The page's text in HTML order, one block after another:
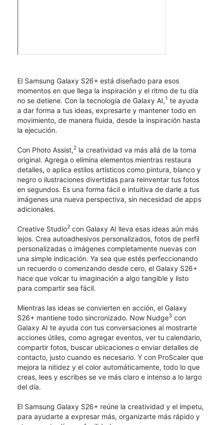
El Samsung Galaxy S26+ está diseñado para esos
momentos en que llega la inspiración y el ritmo de tu día
no se detiene. Con la tecnología de Galaxy AI,1 te ayuda
a dar forma a tus ideas, expresarte y mantener todo en
movimiento, de manera fluida, desde la inspiración hasta
la ejecución.
Con Photo Assist,2 la creatividad va más allá de la toma
original. Agrega o elimina elementos mientras restaura
detalles, o aplica estilos artísticos como pintura, blanco y
negro o ilustraciones divertidas para reinventar tus fotos
en segundos. Es una forma fácil e intuitiva de darle a tus
imágenes una nueva perspectiva, sin necesidad de apps
adicionales.
Creative Studio2 con Galaxy AI lleva esas ideas aún más
lejos. Crea autoadhesivos personalizados, fotos de perfil
personalizadas o imágenes completamente nuevas con
una simple indicación. Ya sea que estés perfeccionando
un recuerdo o comenzando desde cero, el Galaxy S26+
hace que volcar tu imaginación a algo tangible y listo
para compartir sea fácil.
Mientras las ideas se convierten en acción, el Galaxy
S26+ mantiene todo sincronizado. Now Nudge3 con
Galaxy AI te ayuda con tus conversaciones al mostrarte
acciones útiles, como agregar eventos, ver tu calendario,
compartir fotos, buscar ubicaciones o enviar detalles de
contacto, justo cuando es necesario. Y con ProScaler que
mejora la nitidez y el color automáticamente, todo lo que
creas, lees y escribes se ve más claro e intenso a lo largo
del día.
El Samsung Galaxy S26+ reúne la creatividad y el ímpetu,
para ayudarte a expresar más, organizarte más rápido y